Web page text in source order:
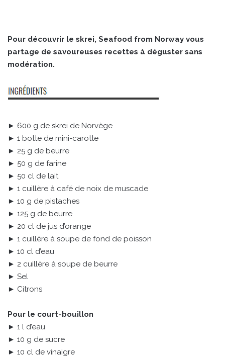
Pour découvrir le skrei, Seafood from Norway vous
partage de savoureuses recettes à déguster sans
modération.
► 600 g de skrei de Norvège
► 1 botte de mini-carotte
► 25 g de beurre
► 50 g de farine
► 50 cl de lait
► 1 cuillère à café de noix de muscade
► 10 g de pistaches
► 125 g de beurre
► 20 cl de jus d’orange
► 1 cuillère à soupe de fond de poisson
► 10 cl d’eau
► 2 cuillère à soupe de beurre
► Sel
► Citrons
Pour le court-bouillon
► 1 l d’eau
► 10 g de sucre
► 10 cl de vinaigre